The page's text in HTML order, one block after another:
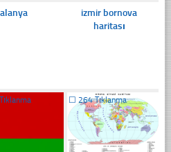
alanya
izmir bornova
haritası
☐ 264 Tıklanma